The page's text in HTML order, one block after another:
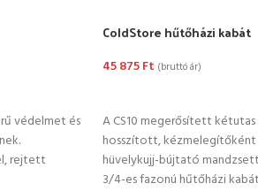
védelmet és
rejtett
ColdStore hűtőházi kabát
45 875Ft (bruttó ár)
A CS10 megerősített
hosszított,
hüvelykujj-bújtató
3/4-es fazonú hűtőházi